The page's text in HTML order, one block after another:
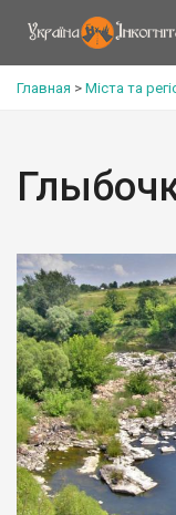
Главная > Міста та